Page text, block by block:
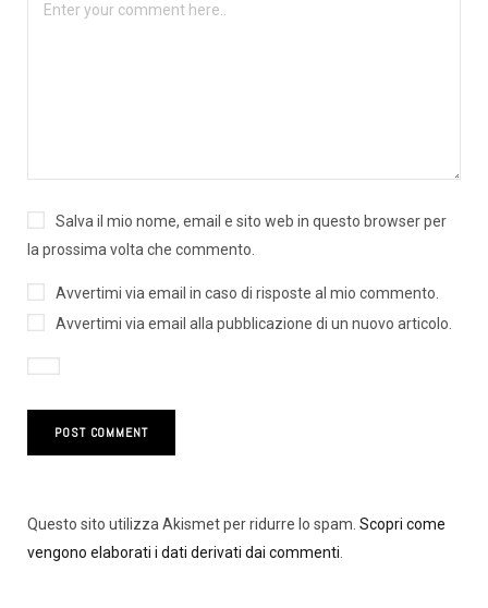
Salva il mio nome, email e sito web in questo browser per
la prossima volta che commento.
Avvertimi via email in caso di risposte al mio commento.
Avvertimi via email alla pubblicazione di un nuovo articolo.
Questo sito utilizza Akismet per ridurre lo spam. Scopri come
vengono elaborati i dati derivati dai commenti